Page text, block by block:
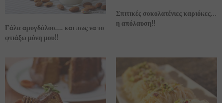
Γάλα αμυγδάλου…. και πως να το
φτιάξω μόνη μου!!
Σπιτικές σοκολατένιες καριόκες…
η απόλαυση!!